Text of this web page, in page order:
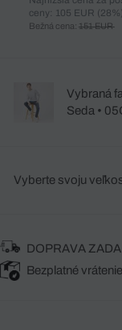
ceny: 105 EUR (28%)
Bežná cena: 151 EUR
Vybraná
Seda •
Vyberte svoju
DOPRAVA
Bezplatné vrátenie